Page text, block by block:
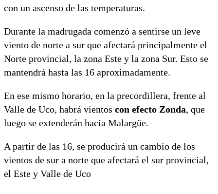
con un ascenso de las temperaturas.
Durante la madrugada comenzó a sentirse un leve
viento de norte a sur que afectará principalmente el
Norte provincial, la zona Este y la zona Sur. Esto se
mantendrá hasta las 16 aproximadamente.
En ese mismo horario, en la precordillera, frente al
Valle de Uco, habrá vientos con efecto Zonda, que
luego se extenderán hacia Malargüe.
A partir de las 16, se producirá un cambio de los
vientos de sur a norte que afectará el sur provincial,
el Este y Valle de Uco